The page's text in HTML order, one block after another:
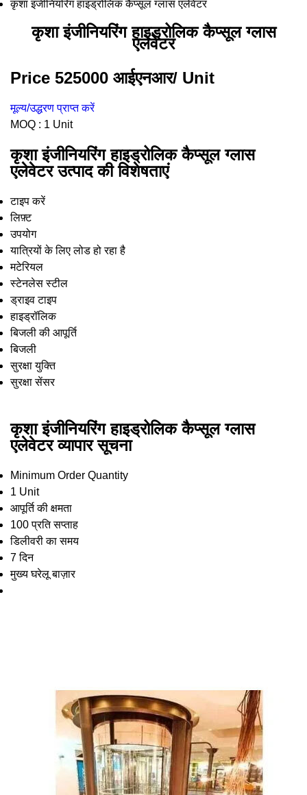
कृशा इंजीनियरिंग हाइड्रोलिक कैप्सूल ग्लास एलेवेटर
कृशा इंजीनियरिंग हाइड्रोलिक कैप्सूल ग्लास
एलेवेटर
Price 525000 आईएनआर/ Unit
मूल्य/उद्धरण प्राप्त करें
MOQ : 1 Unit
कृशा इंजीनियरिंग हाइड्रोलिक कैप्सूल ग्लास
एलेवेटर उत्पाद की विशेषताएं
टाइप करें
लिफ़्ट
उपयोग
यात्रियों के लिए लोड हो रहा है
मटेरियल
स्टेनलेस स्टील
ड्राइव टाइप
हाइड्रॉलिक
बिजली की आपूर्ति
बिजली
सुरक्षा युक्ति
सुरक्षा सेंसर
कृशा इंजीनियरिंग हाइड्रोलिक कैप्सूल ग्लास
एलेवेटर व्यापार सूचना
Minimum Order Quantity
1 Unit
आपूर्ति की क्षमता
100 प्रति सप्ताह
डिलीवरी का समय
7 दिन
मुख्य घरेलू बाज़ार